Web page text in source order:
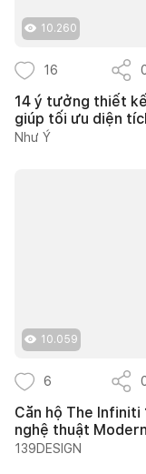
10.260
16
14 ý tưởng thiết
giúp tối ưu diện
Như Ý
10.059
6
Căn hộ The
nghệ thuật
139DESIGN